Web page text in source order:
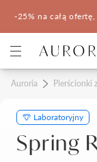
-25% na całą
Kategorie
Pierścionki
Pomocne
Auroria Pierścionki
Laboratoryjny
Spring